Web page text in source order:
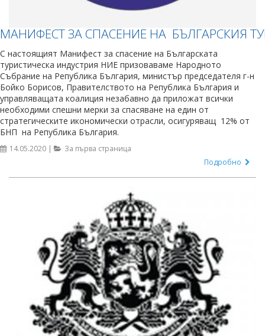
МАНИФЕСТ ЗА СПАСЕНИЕ НА БЪЛГАРСКИЯ
С настоящият Манифест за спасение на Българската
туристическа индустрия НИЕ призоваваме Народното
Събрание на Република България, министър председателя г-н
Бойко Борисов, Правителството на Република България и
управляващата коалиция незабавно да приложат всички
необходими спешни мерки за спасяване на един от
стратегическите икономически отрасли, осигуряващ 12% от
БНП на Република България.
14.05.2020 |
За първа страница
Подробно